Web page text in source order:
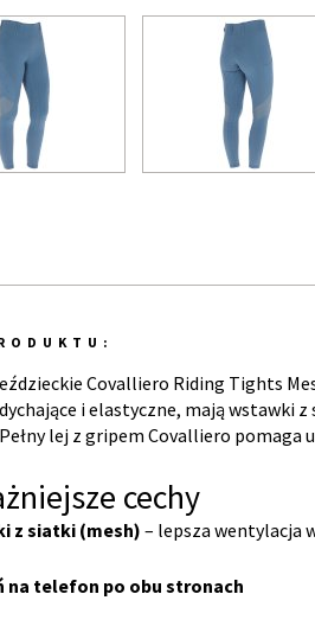
Covalliero Riding Tights
i elastyczne, mają wstawki
lej z gripem Covalliero pomaga
cechy
z siatki (mesh) – lepsza wentylacja
na telefon po obu stronach